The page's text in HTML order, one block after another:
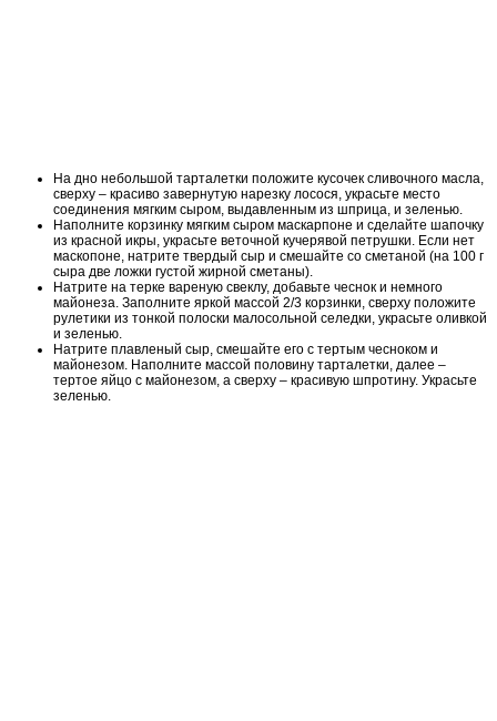
На дно небольшой тарталетки положите кусочек сливочного масла,
сверху – красиво завернутую нарезку лосося, украсьте место
соединения мягким сыром, выдавленным из шприца, и зеленью.
Наполните корзинку мягким сыром маскарпоне и сделайте шапочку
из красной икры, украсьте веточной кучерявой петрушки. Если нет
маскопоне, натрите твердый сыр и смешайте со сметаной (на 100 г
сыра две ложки густой жирной сметаны).
Натрите на терке вареную свеклу, добавьте чеснок и немного
майонеза. Заполните яркой массой 2/3 корзинки, сверху положите
рулетики из тонкой полоски малосольной селедки, украсьте оливкой
и зеленью.
Натрите плавленый сыр, смешайте его с тертым чесноком и
майонезом. Наполните массой половину тарталетки, далее –
тертое яйцо с майонезом, а сверху – красивую шпротину. Украсьте
зеленью.